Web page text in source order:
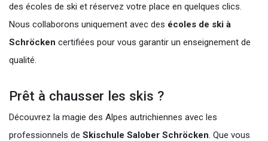
des écoles de ski et réservez votre place en quelques clics.
Nous collaborons uniquement avec des écoles de ski à
Schröcken certifiées pour vous garantir un enseignement de
qualité.
Prêt à chausser les skis ?
Découvrez la magie des Alpes autrichiennes avec les
professionnels de Skischule Salober Schröcken. Que vous